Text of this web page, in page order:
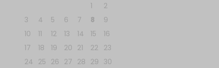
1
2
3
4 5 6 7 8
9
10
11 12 13 14 15
16
17
18 19 20 21 22
23
24 25 26 27 28 29 30